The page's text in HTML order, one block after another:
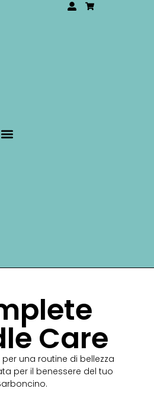
Care
per una routine di bellezza
per il benessere del tuo